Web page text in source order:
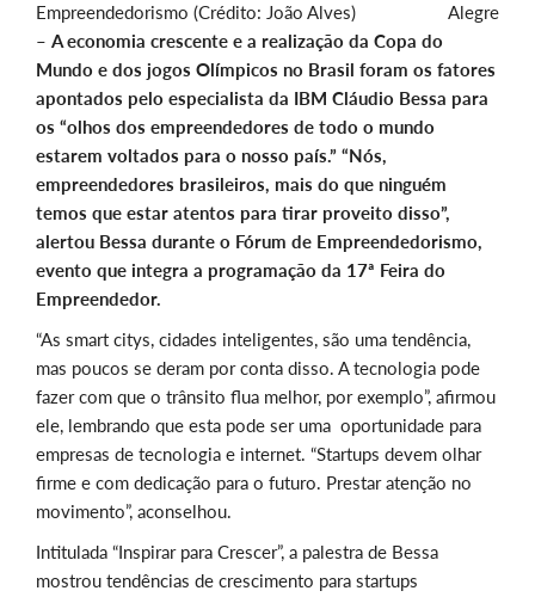
Alegre
– A economia crescente e a realização da Copa do
Mundo e dos jogos Olímpicos no Brasil foram os fatores
apontados pelo especialista da IBM Cláudio Bessa para
os “olhos dos empreendedores de todo o mundo
estarem voltados para o nosso país.” “Nós,
empreendedores brasileiros, mais do que ninguém
temos que estar atentos para tirar proveito disso”,
alertou Bessa durante o Fórum de Empreendedorismo,
evento que integra a programação da 17ª Feira do
Empreendedor.
“As smart citys, cidades inteligentes, são uma tendência,
mas poucos se deram por conta disso. A tecnologia pode
fazer com que o trânsito flua melhor, por exemplo”, afirmou
ele, lembrando que esta pode ser uma oportunidade para
empresas de tecnologia e internet. “Startups devem olhar
firme e com dedicação para o futuro. Prestar atenção no
movimento”, aconselhou.
Intitulada “Inspirar para Crescer”, a palestra de Bessa
mostrou tendências de crescimento para startups